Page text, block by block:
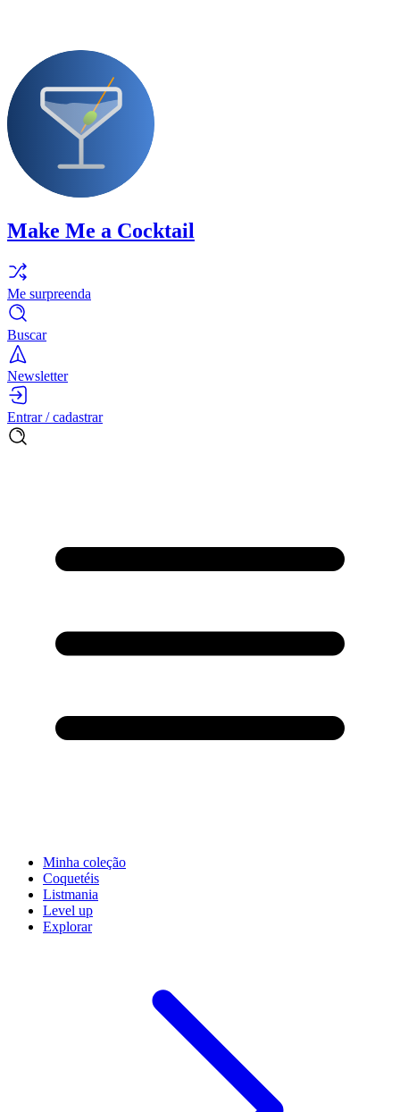
Make Me a Cocktail
Me surpreenda
Buscar
Newsletter
Entrar / cadastrar
Minha coleção
Coquetéis
Listmania
Level up
Explorar